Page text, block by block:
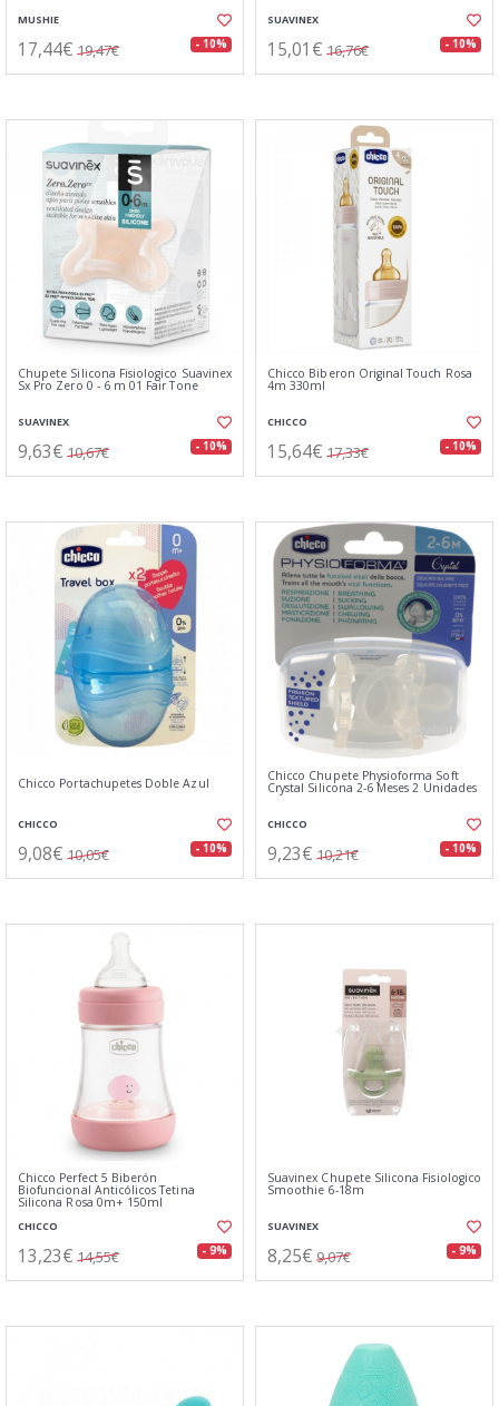
MUSHIE
17,44€ 19,47€ - 10%
SUAVINEX
15,01€ 16,76€ - 10%
Chupete Silicona Fisiologico Suavinex
Sx Pro Zero 0 - 6 m 01 Fair Tone
SUAVINEX
9,63€ 10,67€ - 10%
Chicco Biberon Original Touch Rosa
4m 330ml
CHICCO
15,64€ 17,33€ - 10%
Chicco Portachupetes Doble Azul
CHICCO
9,08€ 10,05€ - 10%
Chicco Chupete Physioforma Soft
Crystal Silicona 2-6 Meses 2 Unidades
CHICCO
9,23€ 10,21€ - 10%
Chicco Perfect 5 Biberón
Biofuncional Anticólicos Tetina
Silicona Rosa 0m+ 150ml
CHICCO
13,23€ 14,55€ - 9%
Suavinex Chupete Silicona Fisiologico
Smoothie 6-18m
SUAVINEX
8,25€ 9,07€ - 9%